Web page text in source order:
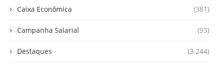
Caixa Econômica (381)
Campanha Salarial (93)
Destaques (3.244)